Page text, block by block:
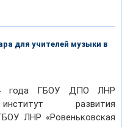
для учителей музыки в
года ГБОУ ДПО ЛНР
развития
ЛНР «Ровеньковская